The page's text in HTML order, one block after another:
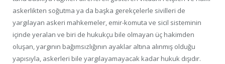
askerlikten soğutma ya da başka gerekçelerle sivilleri de
yargılayan askeri mahkemeler, emir-komuta ve sicil sisteminin
içinde yeralan ve biri de hukukçu bile olmayan üç hakimden
oluşan, yargının bağımsızlığının ayaklar altına alınmış olduğu
yapısıyla, askerleri bile yargılayamayacak kadar hukuk dışıdır.